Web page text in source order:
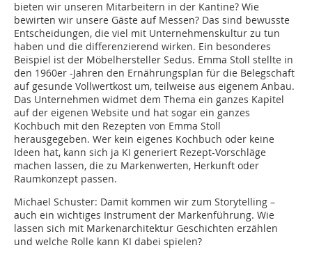
bieten wir unseren Mitarbeitern in der Kantine? Wie
bewirten wir unsere Gäste auf Messen? Das sind bewusste
Entscheidungen, die viel mit Unternehmenskultur zu tun
haben und die differenzierend wirken. Ein besonderes
Beispiel ist der Möbelhersteller Sedus. Emma Stoll stellte in
den 1960er -Jahren den Ernährungsplan für die Belegschaft
auf gesunde Vollwertkost um, teilweise aus eigenem Anbau.
Das Unternehmen widmet dem Thema ein ganzes Kapitel
auf der eigenen Website und hat sogar ein ganzes
Kochbuch mit den Rezepten von Emma Stoll
herausgegeben. Wer kein eigenes Kochbuch oder keine
Ideen hat, kann sich ja KI generiert Rezept-Vorschläge
machen lassen, die zu Markenwerten, Herkunft oder
Raumkonzept passen.
Michael Schuster: Damit kommen wir zum Storytelling –
auch ein wichtiges Instrument der Markenführung. Wie
lassen sich mit Markenarchitektur Geschichten erzählen
und welche Rolle kann KI dabei spielen?